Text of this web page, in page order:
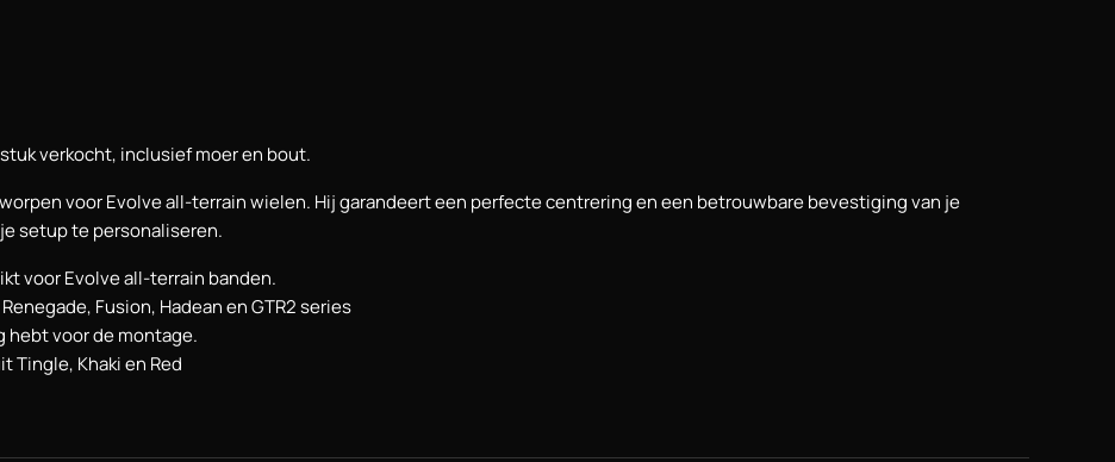
verkocht, inclusief moer en bout.
voor Evolve all-terrain wielen. Hij garandeert een perfecte centrering en een betrouwbare bevestiging van je
setup te personaliseren.
voor Evolve all-terrain banden.
Fusion, Hadean en GTR2 series
hebt voor de montage.
Tingle, Khaki en Red